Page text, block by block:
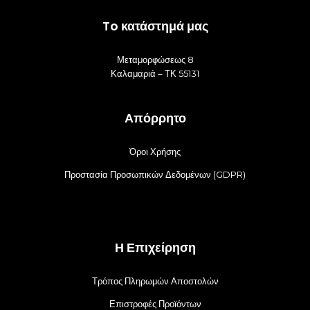
To κατάστημά μας
Μεταμορφώσεως 8
Καλαμαριά – ΤΚ 55131
Απόρρητο
Όροι Χρήσης
Προστασία Προσωπικών Δεδομένων (GDPR)
Η Επιχείρηση
Τρόπος Πληρωμών Αποστολών
Επιστροφές Προϊόντων